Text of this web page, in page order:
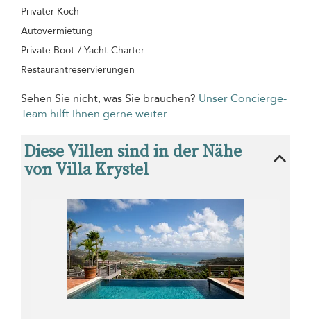
Privater Koch
Autovermietung
Private Boot-/ Yacht-Charter
Restaurantreservierungen
Sehen Sie nicht, was Sie brauchen? Unser Concierge-
Team hilft Ihnen gerne weiter.
Diese Villen sind in der Nähe
von Villa Krystel